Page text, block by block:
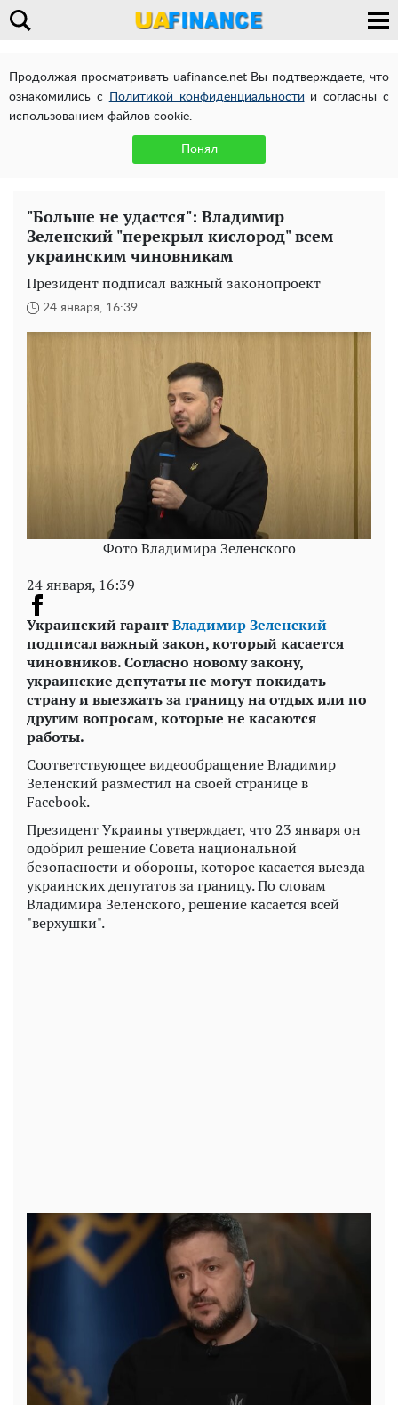
Продолжая просматривать uafinance.net Вы подтверждаете, что
ознакомились с
Политикой конфиденциальности и согласны с
использованием файлов cookie.
Понял
"Больше не удастся": Владимир
Зеленский "перекрыл кислород" всем
украинским чиновникам
Президент подписал важный законопроект
24 января, 16:39
Фото Владимира Зеленского
24 января, 16:39
Украинский гарантВладимир Зеленский
подписал важный закон, который касается
чиновников. Согласно новому закону,
украинские депутаты не могут покидать
страну и выезжать за границу на отдых или по
другим вопросам, которые не касаются
работы.
Соответствующее видеообращение Владимир
Зеленский разместил на своей странице в
Facebook.
Президент Украины утверждает, что 23 января он
одобрил решение Совета национальной
безопасности и обороны, которое касается выезда
украинских депутатов за границу. По словам
Владимира Зеленского, решение касается всей
"верхушки".